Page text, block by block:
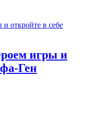
игры и
Ген